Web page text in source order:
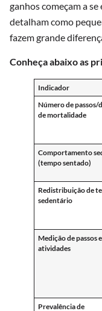
ganhos começam a
detalham como
fazem grande
Conheça abaixo as
Indicador
Número de passos/
de mortalidade
Comportamento
(tempo sentado)
Redistribuição de
sedentário
Medição de passos e
atividades
Prevalência de